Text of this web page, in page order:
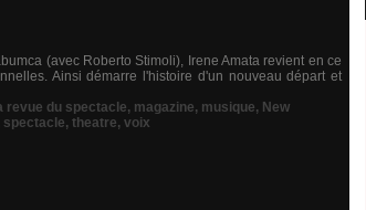
(avec Roberto Stimoli), Irene Amata revient en ce
Ainsi démarre l'histoire d'un nouveau départ et
revue du spectacle, magazine, musique, New
spectacle, theatre, voix